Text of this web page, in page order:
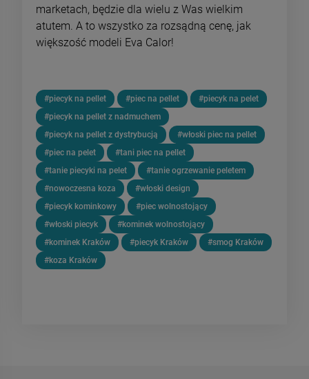
marketach, będzie dla wielu z Was wielkim
atutem. A to wszystko za rozsądną cenę, jak
większość modeli Eva Calor!
#piecyk na pellet #piec na pellet
#piecyk na pelet
#piecyk na pellet z nadmuchem
#piecyk na pellet z dystrybucją
#włoski piec na pellet
#piec na pelet
#tani piec na pellet
#tanie piecyki na pelet
#tanie ogrzewanie peletem
#nowoczesna koza
#włoski design
#piecyk kominkowy
#piec wolnostojący
#włoski piecyk
#kominek wolnostojący
#kominek Kraków
#piecyk Kraków
#smog Kraków
#koza Kraków